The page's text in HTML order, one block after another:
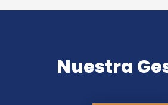
Nuestra